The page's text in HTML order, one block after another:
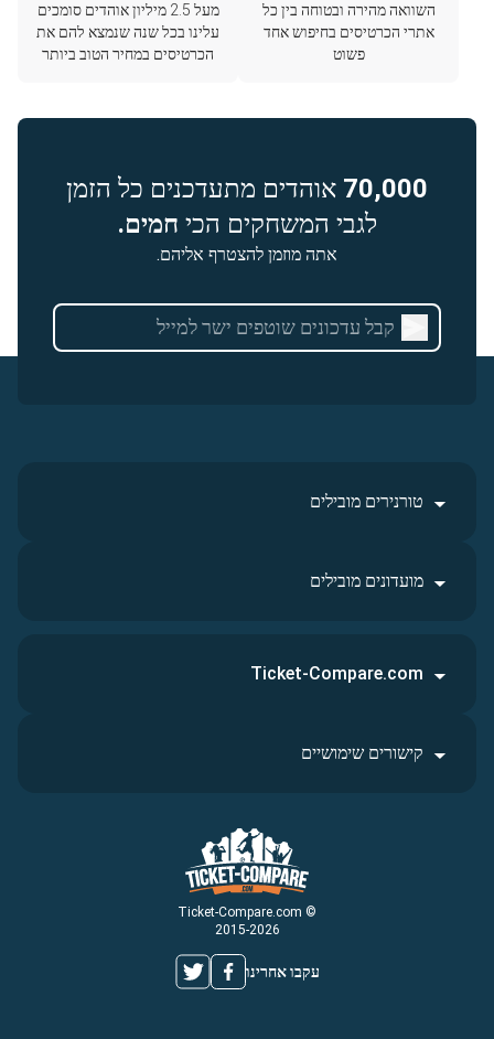
השוואה מהירה ובטוחה בין כל
אתרי הכרטיסים בחיפוש אחד
פשוט
מעל 2.5 מיליון אוהדים סומכים
עלינו בכל שנה שנמצא להם את
הכרטיסים במחיר הטוב ביותר
70,000 אוהדים מתעדכנים כל הזמן
לגבי המשחקים הכי חמים.
אתה מוזמן להצטרף אליהם.
טורנירים מובילים
מועדונים מובילים
© Ticket-Compare.com
2015-2026
עקבו אחרינו
Ticket-Compare.com
קישורים שימושיים